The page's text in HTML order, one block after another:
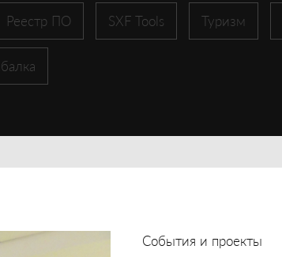
Реестр ПО SXF Tools Туризм
События и проекты